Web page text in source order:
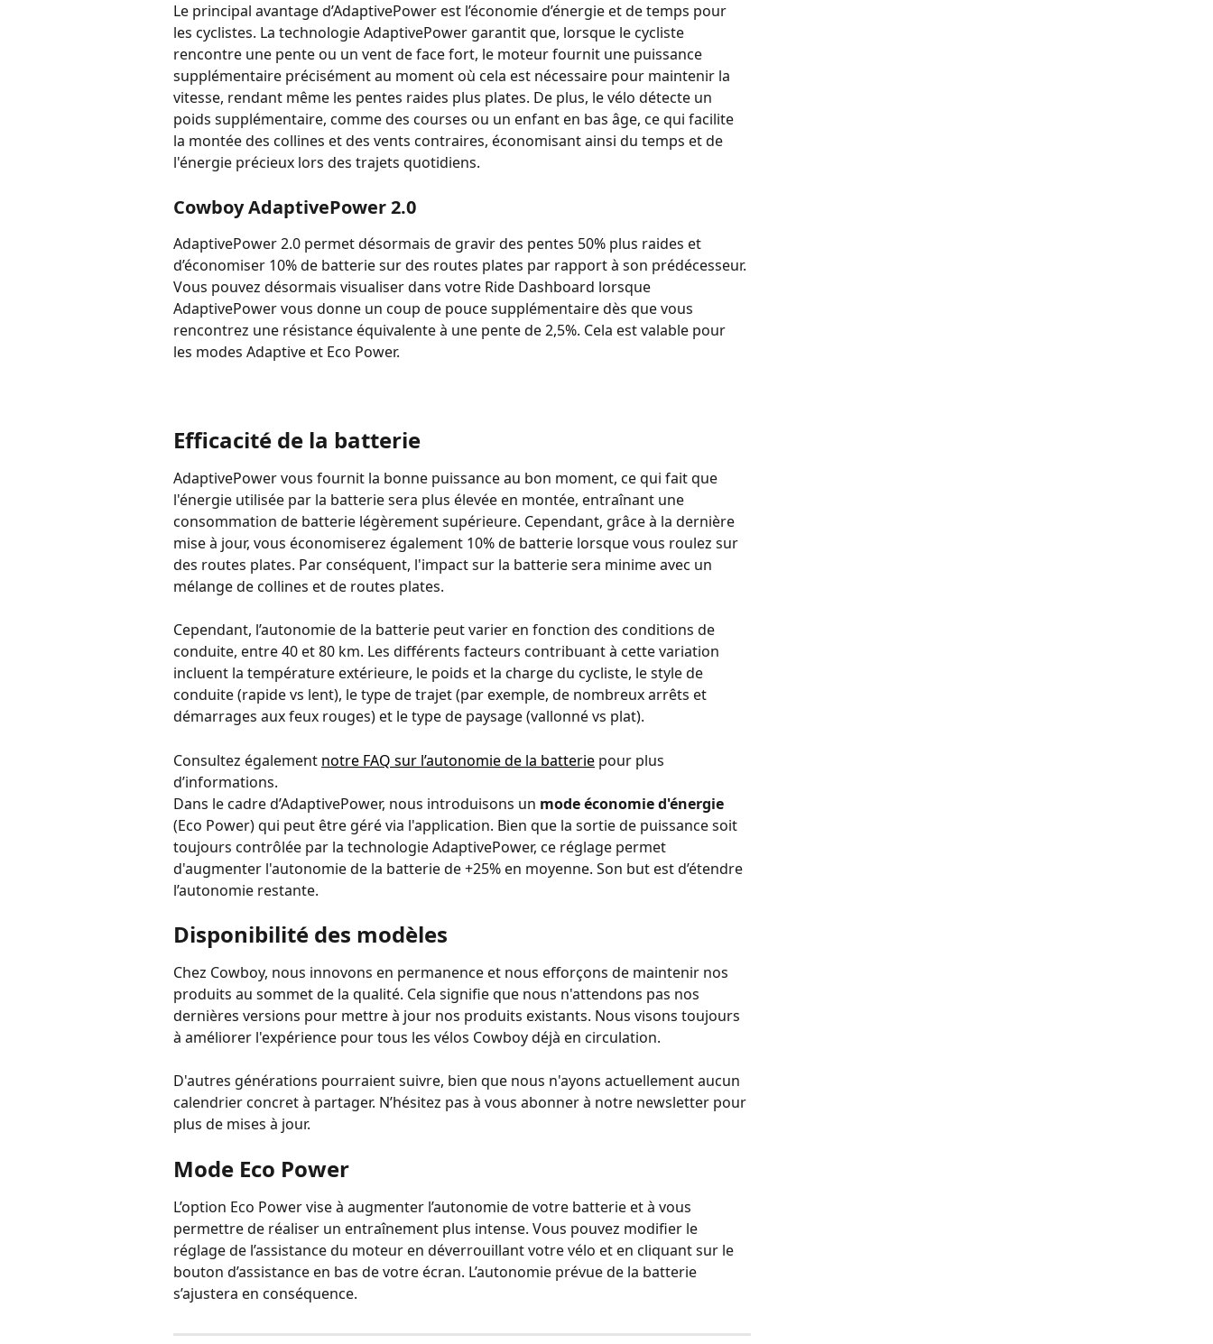
Le principal avantage d’AdaptivePower est l’économie d’énergie et de temps pour
les cyclistes. La technologie AdaptivePower garantit que, lorsque le cycliste
rencontre une pente ou un vent de face fort, le moteur fournit une puissance
supplémentaire précisément au moment où cela est nécessaire pour maintenir la
vitesse, rendant même les pentes raides plus plates. De plus, le vélo détecte un
poids supplémentaire, comme des courses ou un enfant en bas âge, ce qui facilite
la montée des collines et des vents contraires, économisant ainsi du temps et de
l'énergie précieux lors des trajets quotidiens.
Cowboy AdaptivePower 2.0
AdaptivePower 2.0 permet désormais de gravir des pentes 50% plus raides et
d’économiser 10% de batterie sur des routes plates par rapport à son prédécesseur.
Vous pouvez désormais visualiser dans votre Ride Dashboard lorsque
AdaptivePower vous donne un coup de pouce supplémentaire dès que vous
rencontrez une résistance équivalente à une pente de 2,5%. Cela est valable pour
les modes Adaptive et Eco Power.
Efficacité de la batterie
AdaptivePower vous fournit la bonne puissance au bon moment, ce qui fait que
l'énergie utilisée par la batterie sera plus élevée en montée, entraînant une
consommation de batterie légèrement supérieure. Cependant, grâce à la dernière
mise à jour, vous économiserez également 10% de batterie lorsque vous roulez sur
des routes plates. Par conséquent, l'impact sur la batterie sera minime avec un
mélange de collines et de routes plates.
Cependant, l’autonomie de la batterie peut varier en fonction des conditions de
conduite, entre 40 et 80 km. Les différents facteurs contribuant à cette variation
incluent la température extérieure, le poids et la charge du cycliste, le style de
conduite (rapide vs lent), le type de trajet (par exemple, de nombreux arrêts et
démarrages aux feux rouges) et le type de paysage (vallonné vs plat).
Consultez également notre FAQ sur l’autonomie de la batterie pour plus
d’informations.
Dans le cadre d’AdaptivePower, nous introduisons un mode économie d'énergie
(Eco Power) qui peut être géré via l'application. Bien que la sortie de puissance soit
toujours contrôlée par la technologie AdaptivePower, ce réglage permet
d'augmenter l'autonomie de la batterie de +25% en moyenne. Son but est d’étendre
l’autonomie restante.
Disponibilité des modèles
Chez Cowboy, nous innovons en permanence et nous efforçons de maintenir nos
produits au sommet de la qualité. Cela signifie que nous n'attendons pas nos
dernières versions pour mettre à jour nos produits existants. Nous visons toujours
à améliorer l'expérience pour tous les vélos Cowboy déjà en circulation.
D'autres générations pourraient suivre, bien que nous n'ayons actuellement aucun
calendrier concret à partager. N’hésitez pas à vous abonner à notre newsletter pour
plus de mises à jour.
Mode Eco Power
L’option Eco Power vise à augmenter l’autonomie de votre batterie et à vous
permettre de réaliser un entraînement plus intense. Vous pouvez modifier le
réglage de l’assistance du moteur en déverrouillant votre vélo et en cliquant sur le
bouton d’assistance en bas de votre écran. L’autonomie prévue de la batterie
s’ajustera en conséquence.